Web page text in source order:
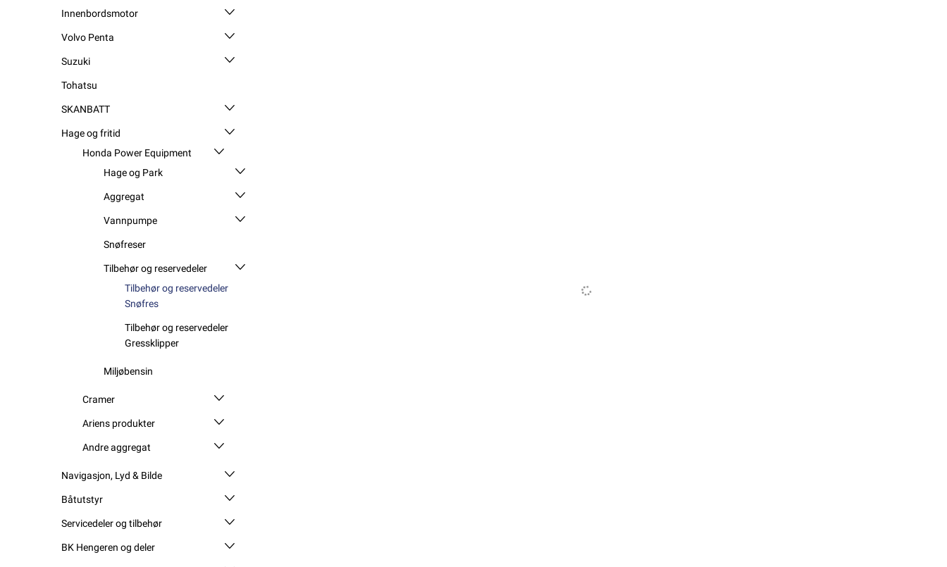
Innenbordsmotor
Volvo Penta
Suzuki
Tohatsu
SKANBATT
Hage og fritid
Honda Power Equipment
Hage og Park
Aggregat
Vannpumpe
Snøfreser
Tilbehør og reservedeler
Tilbehør og reservedeler
Snøfres
Tilbehør og reservedeler
Gressklipper
Miljøbensin
Cramer
Ariens produkter
Andre aggregat
Navigasjon, Lyd & Bilde
Båtutstyr
Servicedeler og tilbehør
BK Hengeren og deler